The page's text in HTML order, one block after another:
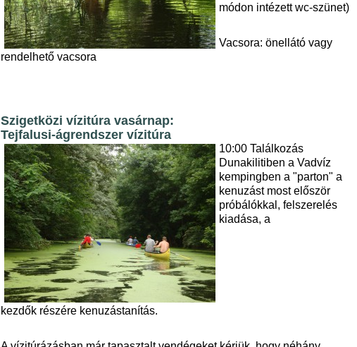
módon intézett wc-szünet)
Vacsora: önellátó vagy
rendelhető vacsora
Szigetközi vízitúra vasárnap:
Tejfalusi-ágrendszer vízitúra
10:00 Találkozás
Dunakilitiben a Vadvíz
kempingben a "parton" a
kenuzást most először
próbálókkal, felszerelés
kiadása, a
kezdők részére kenuzástanítás.